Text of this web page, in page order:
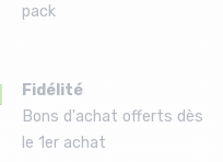
pack
Fidélité
Bons d'achat offerts dès
le 1er achat